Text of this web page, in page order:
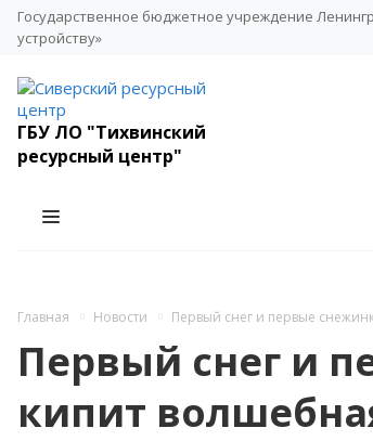
Государственное бюджетное учреждение
устройству»
ГБУ ЛО "Тихвинский
ресурсный центр"
Главная Новости Первый снег и первые
Первый снег и
кипит